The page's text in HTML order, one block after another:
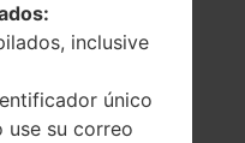
inclusive
único
use su correo